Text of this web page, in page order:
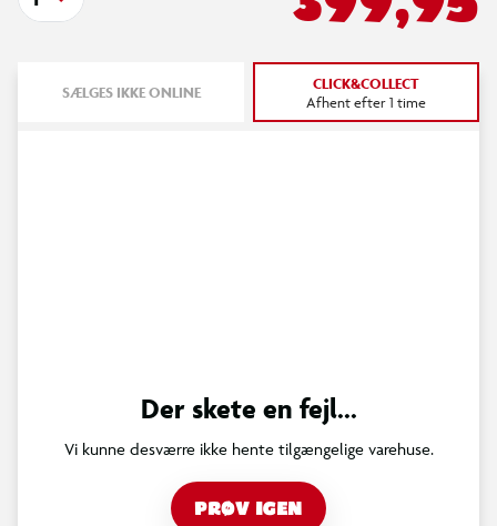
SÆLGES IKKE ONLINE CLICK&COLLECT
Afhent efter 1 time
Der skete en fejl...
Vi kunne desværre ikke hente tilgængelige varehuse.
PRØV IGEN